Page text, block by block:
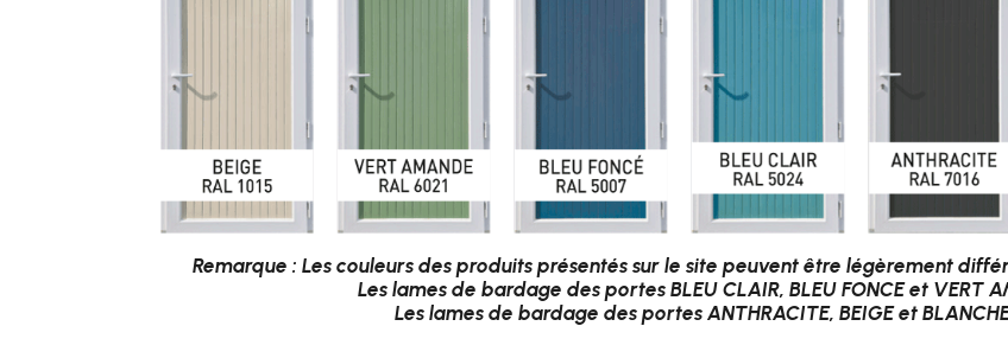
Remarque : Les couleurs des produits présentés sur le site peuvent être légèrement
Les lames de bardage des portes BLEU CLAIR, BLEU FONCE et VERT
Les lames de bardage des portes ANTHRACITE, BEIGE et